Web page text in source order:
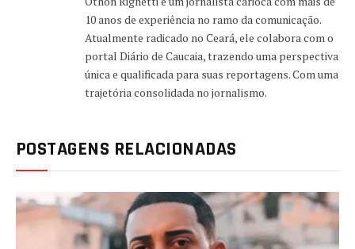
10 anos de experiência no ramo da comunicação.
Atualmente radicado no Ceará, ele colabora com o
portal Diário de Caucaia, trazendo uma perspectiva
única e qualificada para suas reportagens. Com uma
trajetória consolidada no jornalismo.
POSTAGENS RELACIONADAS